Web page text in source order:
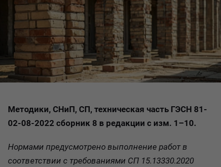
Методики, СНиП, СП, техническая часть ГЭСН 81-
02-08-2022 сборник 8 в редакции с изм. 1–10.
Нормами предусмотрено выполнение работ в
соответствии с требованиями СП 15.13330.2020